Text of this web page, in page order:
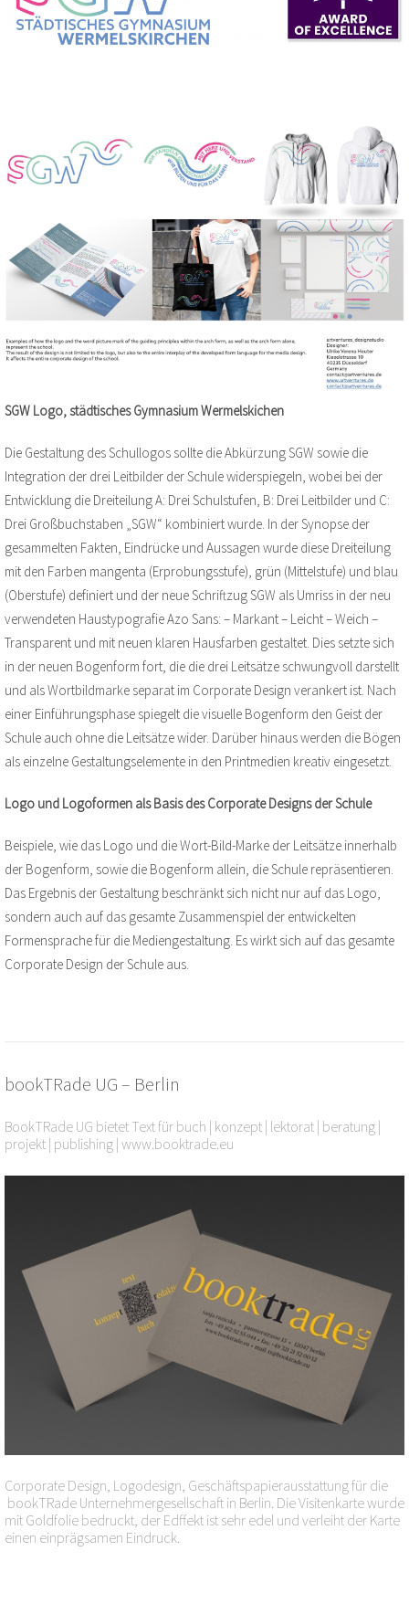
SGW Logo, städtisches Gymnasium Wermelskichen
Die Gestaltung des Schullogos sollte die Abkürzung SGW sowie die
Integration der drei Leitbilder der Schule widerspiegeln, wobei bei der
Entwicklung die Dreiteilung A: Drei Schulstufen, B: Drei Leitbilder und C:
Drei Großbuchstaben „SGW“ kombiniert wurde. In der Synopse der
gesammelten Fakten, Eindrücke und Aussagen wurde diese Dreiteilung
mit den Farben mangenta (Erprobungsstufe), grün (Mittelstufe) und blau
(Oberstufe) definiert und der neue Schriftzug SGW als Umriss in der neu
verwendeten Haustypografie Azo Sans: – Markant – Leicht – Weich –
Transparent und mit neuen klaren Hausfarben gestaltet. Dies setzte sich
in der neuen Bogenform fort, die die drei Leitsätze schwungvoll darstellt
und als Wortbildmarke separat im Corporate Design verankert ist. Nach
einer Einführungsphase spiegelt die visuelle Bogenform den Geist der
Schule auch ohne die Leitsätze wider. Darüber hinaus werden die Bögen
als einzelne Gestaltungselemente in den Printmedien kreativ eingesetzt.
Logo und Logoformen als Basis des Corporate Designs der Schule
Beispiele, wie das Logo und die Wort-Bild-Marke der Leitsätze innerhalb
der Bogenform, sowie die Bogenform allein, die Schule repräsentieren.
Das Ergebnis der Gestaltung beschränkt sich nicht nur auf das Logo,
sondern auch auf das gesamte Zusammenspiel der entwickelten
Formensprache für die Mediengestaltung. Es wirkt sich auf das gesamte
Corporate Design der Schule aus.
bookTRade UG – Berlin
BookTRade UG bietet Text für buch | konzept | lektorat | beratung |
projekt | publishing | www.booktrade.eu
Corporate Design, Logodesign, Geschäftspapierausstattung für die
bookTRade Unternehmergesellschaft in Berlin. Die Visitenkarte wurde
mit Goldfolie bedruckt, der Edffekt ist sehr edel und verleiht der Karte
einen einprägsamen Eindruck.